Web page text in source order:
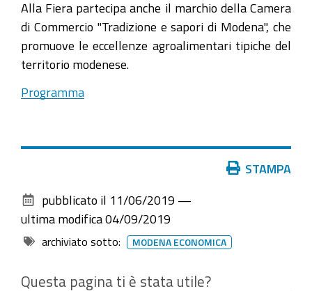
Alla Fiera partecipa anche il marchio della Camera
di Commercio "Tradizione e sapori di Modena", che
promuove le eccellenze agroalimentari tipiche del
territorio modenese.
Programma
documento
STAMPA
pubblicato il 11/06/2019 —
ultima modifica 04/09/2019
archiviato sotto: MODENA ECONOMICA
Questa pagina ti è stata utile?